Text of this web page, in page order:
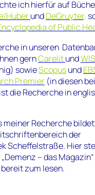
ich hierfür auf
HuberundDeGruyter,
of Public
in unseren
gernCarelitund
sowieScopusund
Premier (in diesen
die Recherche in
meiner Recherche
der
Scheffelstraße. Hier
– das
zum lesen.